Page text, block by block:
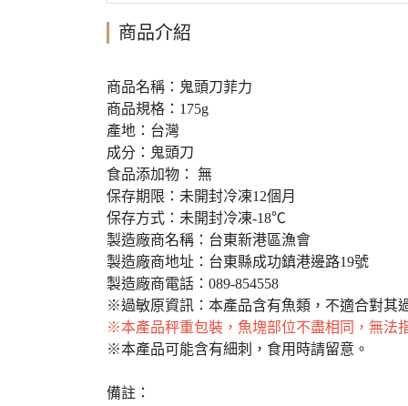
商品介紹
商品名稱：鬼頭刀菲力
商品規格：175g
產地：台灣
成分：鬼頭刀
食品添加物： 無
保存期限：未開封冷凍12個月
保存方式：未開封冷凍-18℃
製造廠商名稱：台東新港區漁會
製造廠商地址：台東縣成功鎮港邊路19號
製造廠商電話：089-854558
※過敏原資訊：本產品含有魚類，不適合對其
※本產品秤重包裝，魚塊部位不盡相同，無法
※本產品可能含有細刺，食用時請留意。
備註：